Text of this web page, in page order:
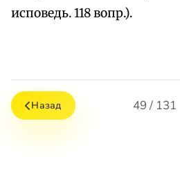
исповедь. 118 вопр.).
Назад 49 / 131